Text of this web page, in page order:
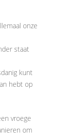
onze
staat
kunt
hebt op
vroege
om